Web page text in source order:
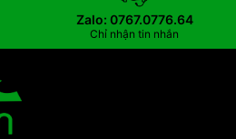
Zalo: 0767.0776.64
Chỉ nhận tin nhắn